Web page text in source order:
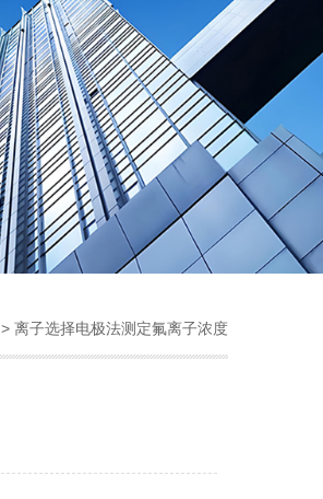
> 离子选择电极法测定氟离子浓度